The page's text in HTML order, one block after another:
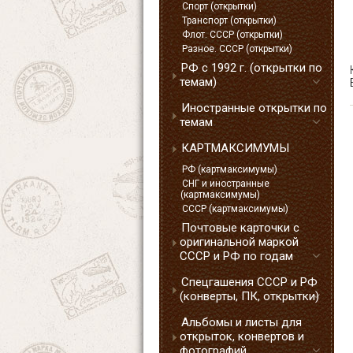
Спорт (открытки)
Транспорт (открытки)
Флот. СССР (открытки)
Разное. СССР (открытки)
РФ с 1992 г. (открытки по
темам)
Иностранные открытки по
темам
КАРТМАКСИМУМЫ
РФ (картмаксимумы)
СНГ и иностранные
(картмаксимумы)
СССР (картмаксимумы)
Почтовые карточки с
оригинальной маркой
СССР и РФ по годам
Спецгашения СССР и РФ
(конверты, ПК, открытки)
Альбомы и листы для
открыток, конвертов и